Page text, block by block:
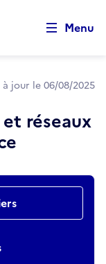
Menu
à jour le 06/08/2025
réseaux